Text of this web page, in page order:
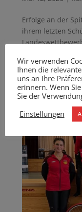
Erfolge an der
ihrem letzten
Platz – Lena Herr
ihrer Kür
Wir verwenden
Ihnen die
uns an Ihre
erinnern. Wenn
Sie der
Einstellungen